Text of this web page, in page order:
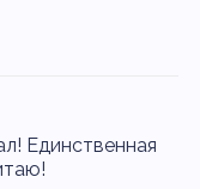
Единственная